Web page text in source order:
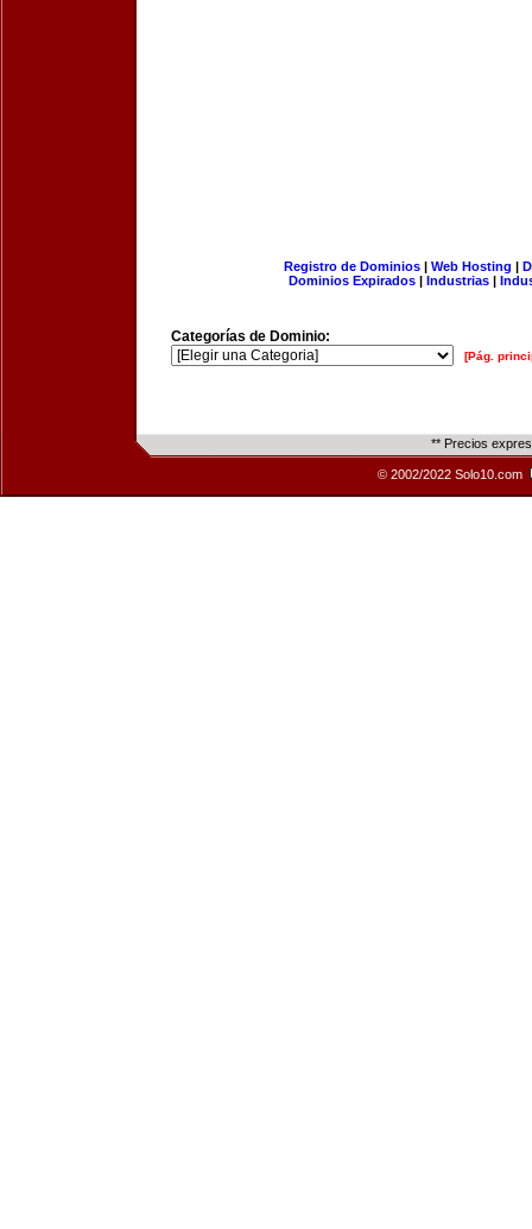
Registro de Dominios| Web Hosting |
Dominios Expirados | Industrias |
Categorías de Dominio:
[Pág.
** Precios
© 2002/2022 Solo10.com